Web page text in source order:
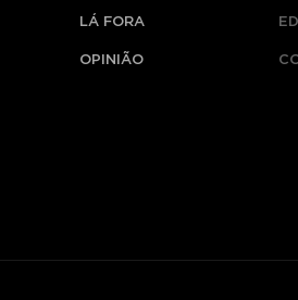
LÁ FORA
OPINIÃO